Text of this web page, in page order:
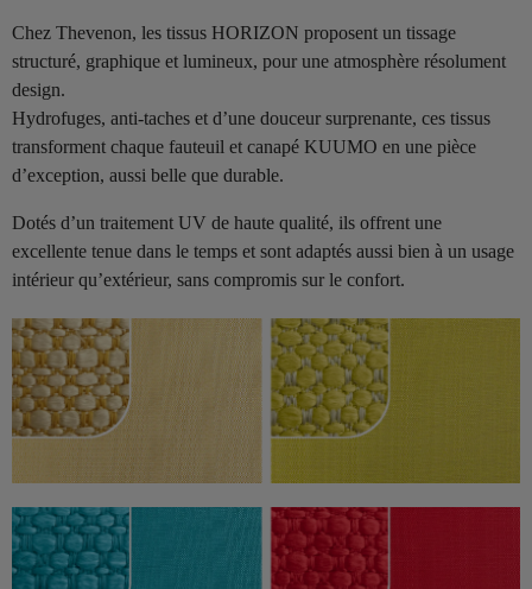
Chez Thevenon, les tissus HORIZON proposent un tissage
structuré, graphique et lumineux, pour une atmosphère résolument
design.
Hydrofuges, anti-taches et d’une douceur surprenante, ces tissus
transforment chaque fauteuil et canapé KUUMO en une pièce
d’exception, aussi belle que durable.
Dotés d’un traitement UV de haute qualité, ils offrent une
excellente tenue dans le temps et sont adaptés aussi bien à un usage
intérieur qu’extérieur, sans compromis sur le confort.